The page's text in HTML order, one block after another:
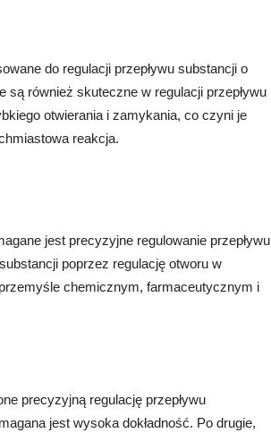
do regulacji przepływu substancji o
również skuteczne w regulacji przepływu
otwierania i zamykania, co czyni je
reakcja.
jest precyzyjne regulowanie przepływu
poprzez regulację otworu w
chemicznym, farmaceutycznym i
precyzyjną regulację przepływu
jest wysoka dokładność. Po drugie,